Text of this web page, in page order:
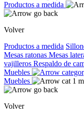
Productos a medida
Volver
Productos a medida
Mesas ratonas Mesas
vajilleros Respaldo de
Muebles
Muebles
Volver